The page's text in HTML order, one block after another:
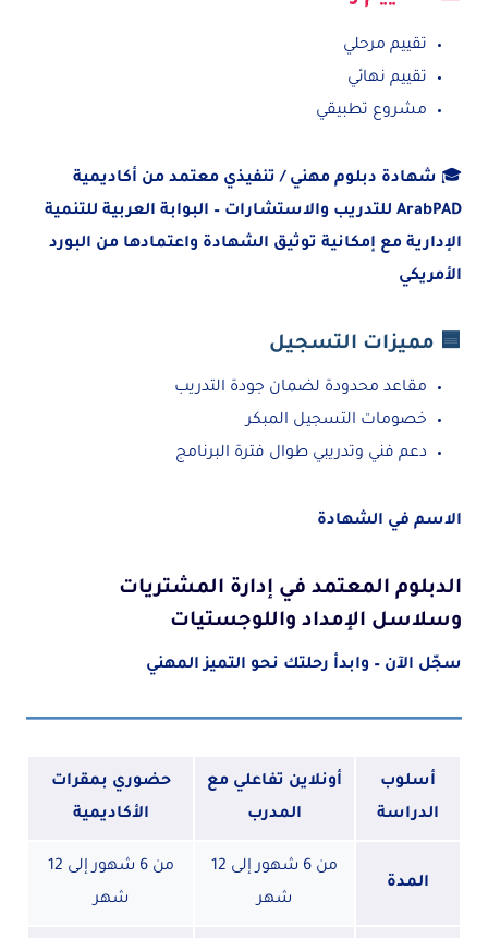
تقييم مرحلي
تقييم نهائي
مشروع تطبيقي
🎓 شهادة دبلوم مهني / تنفيذي معتمد من أكاديمية
ArabPAD للتدريب والاستشارات – البوابة العربية للتنمية
الإدارية مع إمكانية توثيق الشهادة واعتمادها من البورد
الأمريكي
🟦 مميزات التسجيل
مقاعد محدودة لضمان جودة التدريب
خصومات التسجيل المبكر
دعم فني وتدريبي طوال فترة البرنامج
الاسم في الشهادة
الدبلوم المعتمد في إدارة المشتريات
وسلاسل الإمداد واللوجستيات
سجّل الآن – وابدأ رحلتك نحو التميز المهني
أسلوب
الدراسة
أونلاين تفاعلي مع
المدرب
حضوري بمقرات
الأكاديمية
المدة
من 6 شهور إلى 12
شهر
من 6 شهور إلى 12
شهر